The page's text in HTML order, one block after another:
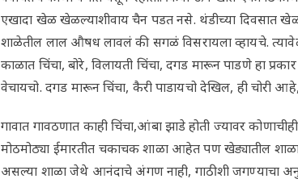
एखादा खेळ खेळल्याशीवाय चैन पडत नसे. थंडीच्या दिवसात
शाळेतील लाल औषध लावलं की सगळं विसरायला व्हायचे.
काळात चिंचा, बोरे, विलायती चिंचा, दगड मारून पाडणे हा
वेचायचो. दगड मारून चिंचा, कैरी पाडायचो देखिल, ही चोरी
गावात गावठणात काही चिंचा,आंबा झाडे होती ज्यावर
मोठमोठ्या ईमारतीत चकाचक शाळा आहेत पण खेड्यातील
असल्या शाळा जेथे आनंदाचे अंगण नाही, गाठीशी जगण्याचा